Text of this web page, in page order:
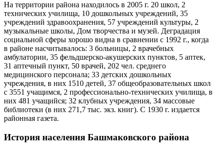
На территории района находилось в 2005 г. 20 школ, 2
технических училища, 10 дошкольных учреждений, 35
учреждений здравоохранения, 57 учреждений культуры, 2
музыкальные школы, Дом творчества и музей. Деградация
социальной сферы хорошо видна в сравнении с 1992 г., когда
в районе насчитывалось: 3 больницы, 2 врачебных
амбулатории, 35 фельдшерско-акушерских пунктов, 5 аптек,
31 аптечный пункт, 50 врачей, 202 чел. среднего
медицинского персонала; 33 детских дошкольных
учреждения, в них 1510 детей, 37 общеобразовательных школ
с 3551 учащимся, 2 профессионально-технических училища, в
них 481 учащийся; 32 клубных учреждения, 34 массовые
библиотеки (в них 271,7 тыс. экз. книг). С 1930 г. издается
районная газета.
История населения Башмаковского района